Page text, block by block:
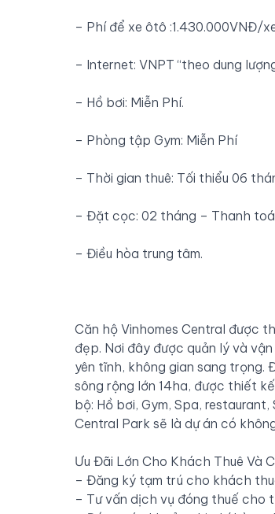
– Phí để xe ôtô :1.430.000VNĐ/
– Internet: VNPT “theo dung
– Hồ bơi: Miễn Phí.
– Phòng tập Gym: Miễn Phí
– Thời gian thuê: Tối thiểu 06
– Đặt cọc: 02 tháng – Thanh
– Điều hòa trung tâm.
Căn hộ Vinhomes Central được
đẹp. Nơi đây được quản lý và
yên tĩnh, không gian sang trọng.
sông rộng lớn 14ha, được thiết
bộ: Hồ bơi, Gym, Spa,
Central Park sẽ là dự án có
Ưu Đãi Lớn Cho Khách Thuê Và
– Đăng ký tạm trú cho khách
– Tư vấn dịch vụ đóng thuế cho